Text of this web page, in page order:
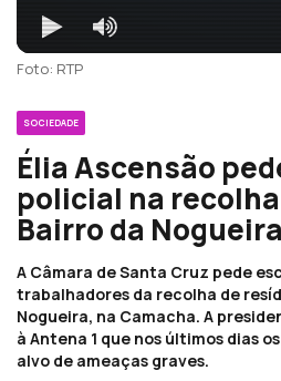
Foto: RTP
SOCIEDADE
Élia Ascensão
policial na
Bairro da
A Câmara de Santa Cruz pede
trabalhadores da recolha de
Nogueira, na Camacha. A
à Antena 1 que nos últimos dias
alvo de ameaças graves.